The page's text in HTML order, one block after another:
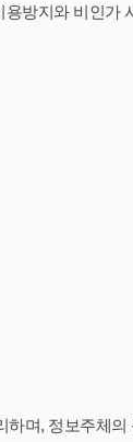
방지와 비인
며, 정보주체